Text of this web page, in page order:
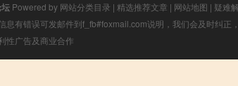
Powered by 网站分类目录 | 精选推荐文章 | 网站地图 | 疑难
息有错误可发邮件到f_fb#foxmail.com说明，我们会及时纠正
性广告及商业合作